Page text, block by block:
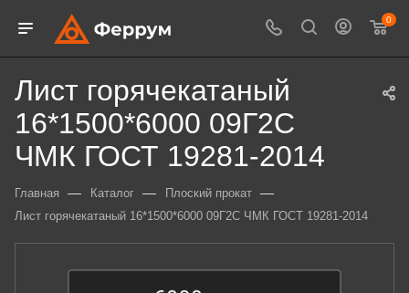
0
Лист горячекатаный
16*1500*6000 09Г2С
ЧМК ГОСТ 19281-2014
Главная — Каталог — Плоский прокат —
Лист горячекатаный 16*1500*6000 09Г2С ЧМК ГОСТ 19281-2014